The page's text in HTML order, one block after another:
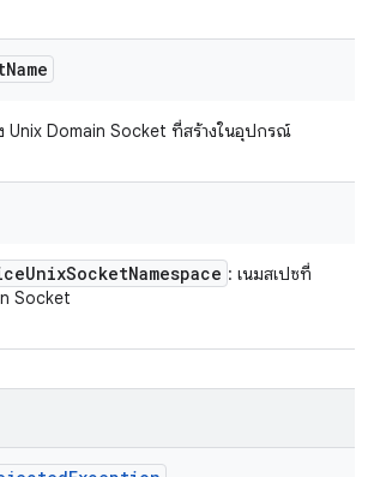
Name
Unix Domain Socket ที่สร้างในอุปกรณ์
UnixSocketNamespace : เนมสเปซที่
Socket